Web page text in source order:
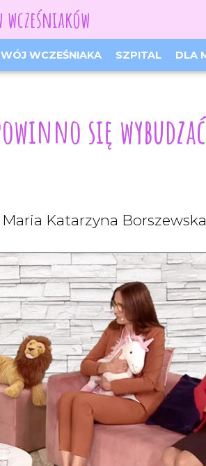
WCZEŚNIAKA SZPITAL DLA
się
Katarzyna